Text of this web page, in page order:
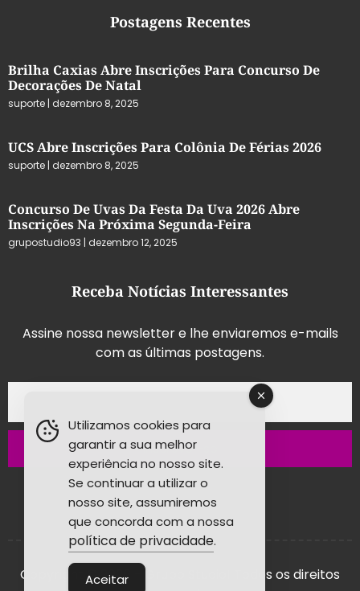
Postagens Recentes
Brilha Caxias Abre Inscrições Para Concurso De
Decorações De Natal
suporte dezembro 8, 2025
UCS Abre Inscrições Para Colônia De Férias 2026
suporte dezembro 8, 2025
Concurso De Uvas Da Festa Da Uva 2026 Abre
Inscrições Na Próxima Segunda-Feira
grupostudio93 dezembro 12, 2025
Receba Notícias Interessantes
Assine nossa newsletter e lhe enviaremos e-mails
com as últimas postagens.
Inscrever-se
Copyright © 2026 - Grupo Studio! Todos os direitos
Utilizamos cookies para
garantir a sua melhor
experiência no nosso site.
Se continuar a utilizar o
nosso site, assumiremos
que concorda com a nossa
política de privacidade.
Aceitar